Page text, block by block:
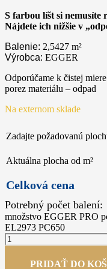
S farbou líšt si nemusíte
Nájdete ich nižšie v
Balenie: 2,5427 m²
Výrobca: EGGER
Odporúčame k čistej
porez materiálu – odpad
Na externom sklade
Zadajte požadovanú
Aktuálna plocha od m²
Celková cena
množstvo EGGER PRO
EL2973 PC650
PRIDAŤ DO